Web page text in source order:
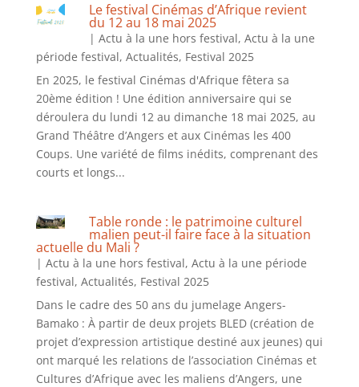
Le festival Cinémas d’Afrique revient
du 12 au 18 mai 2025
| Actu à la une hors festival, Actu à la une
période festival, Actualités, Festival 2025
En 2025, le festival Cinémas d'Afrique fêtera sa
20ème édition ! Une édition anniversaire qui se
déroulera du lundi 12 au dimanche 18 mai 2025, au
Grand Théâtre d’Angers et aux Cinémas les 400
Coups. Une variété de films inédits, comprenant des
courts et longs...
Table ronde : le patrimoine culturel
malien peut-il faire face à la situation
actuelle du Mali ?
| Actu à la une hors festival, Actu à la une période
festival, Actualités, Festival 2025
Dans le cadre des 50 ans du jumelage Angers-
Bamako : À partir de deux projets BLED (création de
projet d’expression artistique destiné aux jeunes) qui
ont marqué les relations de l’association Cinémas et
Cultures d’Afrique avec les maliens d’Angers, une